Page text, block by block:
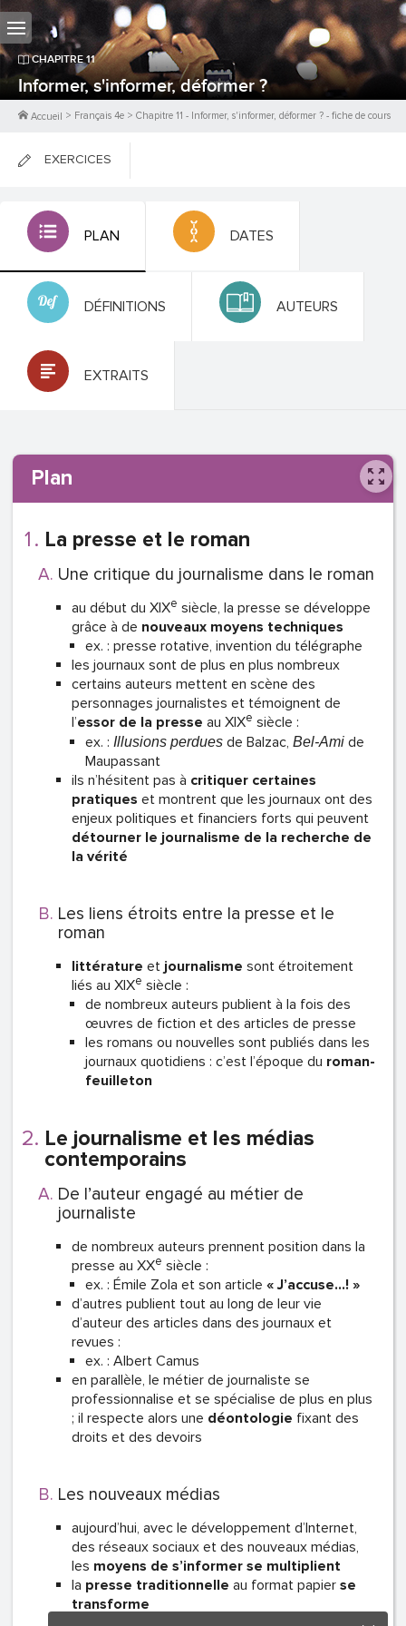
CHAPITRE11
Informer, s'informer, déformer ?
Accueil > Français 4e > Chapitre 11 - Informer, s'informer, déformer ? - fiche de cours
EXERCICES
FICHES DE COURS
PLAN DATES
DÉFINITIONS AUTEURS
EXTRAITS
Plan
La presse et le roman
Une critique du journalisme dans le roman
au début du XIXe siècle, la presse se développe
grâce à de nouveaux moyens techniques
ex. : presse rotative, invention du télégraphe
les journaux sont de plus en plus nombreux
certains auteurs mettent en scène des
personnages journalistes et témoignent de
l’essor de la presse au XIXe siècle :
ex. : Illusions perdues de Balzac, Bel-Ami de
Maupassant
ils n’hésitent pas à critiquer certaines
pratiques et montrent que les journaux ont des
enjeux politiques et financiers forts qui peuvent
détourner le journalisme de la recherche de
la vérité
Les liens étroits entre la presse et le
roman
littérature et journalisme sont étroitement
liés au XIXe siècle :
de nombreux auteurs publient à la fois des
œuvres de fiction et des articles de presse
les romans ou nouvelles sont publiés dans les
journaux quotidiens : c’est l’époque du roman-
feuilleton
Le journalisme et les médias
contemporains
De l’auteur engagé au métier de
journaliste
de nombreux auteurs prennent position dans la
presse au XXe siècle :
ex. : Émile Zola et son article « J’accuse…! »
d’autres publient tout au long de leur vie
d’auteur des articles dans des journaux et
revues :
ex. : Albert Camus
en parallèle, le métier de journaliste se
professionnalise et se spécialise de plus en plus
; il respecte alors une déontologie fixant des
droits et des devoirs
Les nouveaux médias
aujourd’hui, avec le développement d’Internet,
des réseaux sociaux et des nouveaux médias,
les moyens de s’informer se multiplient
la presse traditionnelle au format papier se
transforme